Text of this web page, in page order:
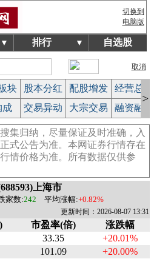
切换到
电脑版
▼ 排行 ▼ 自选股
取消
块 股本分红 配股增发
经营总
成 交易异动 大宗交易 融资融
>
集归纳，尽量保证及时准确，入
式公告为准。本网证券行情存在
情价格为准。所有数据仅供参
上海市
家数:242 平均涨幅:+0.82%
更新时间：2026-08-07 13:31
市盈率(倍)
涨跌幅
33.35
+20.01%
101.09
+20.00%